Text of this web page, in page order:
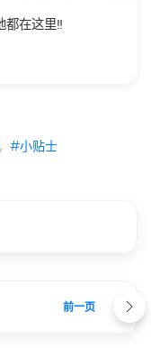
都在这里‼️
, #小贴士
前一页